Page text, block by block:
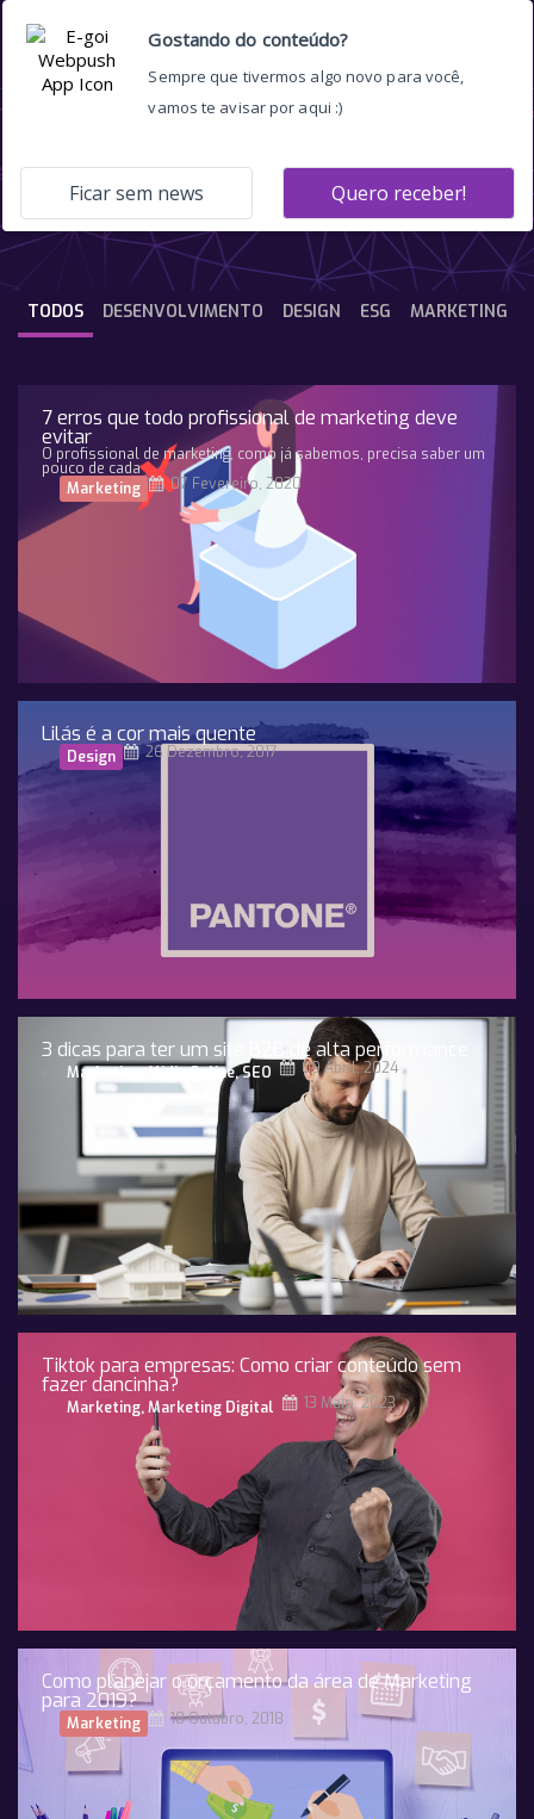
evento
DESENVOLVIMENTO DESIGN ESG MARKETING
TODOS
7 erros que todo profissional de marketing deve
evitar
O profissional de marketing, como já sabemos, precisa saber um
pouco de cada
Marketing
07 Fevereiro, 2020
Lilás é a cor mais quente
Design 26 Dezembro, 2017
3 dicas para ter um site B2B de alta performance
Marketing,Midia Online,SEO 09 Abril, 2024
Tiktok para empresas: Como criar conteúdo sem
fazer dancinha?
Marketing,Marketing Digital 13 Maio, 2023
Como planejar o orçamento da área de Marketing
para 2019?
Marketing 18 Outubro, 2018